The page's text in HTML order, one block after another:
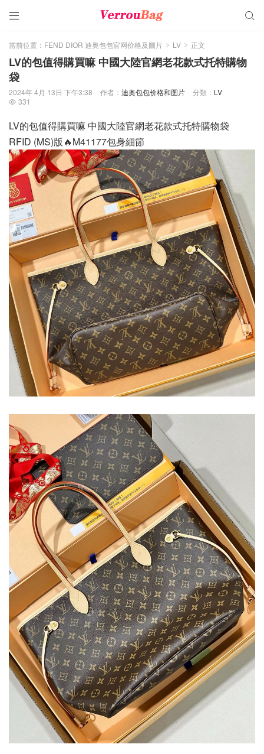
 
當前位置： FEND DIOR 迪奥包包官网价格及圖片 > LV > 正文
LV的包值得購買嘛 中國大陸官網老花款式托特購物
袋
2024年 4月 13日 下午3:38 作者： 迪奥包包价格和图片 分類： LV
 331
LV的包值得購買嘛 中國大陸官網老花款式托特購物袋
RFID (MS)版🔥M41177包身細節